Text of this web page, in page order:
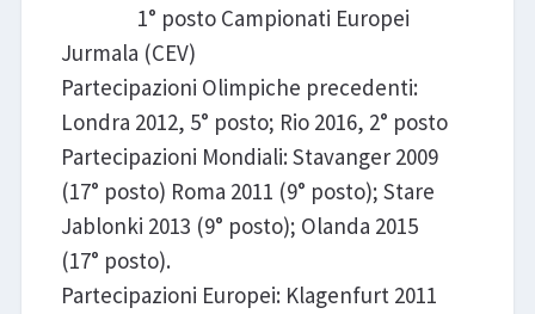
1° posto Campionati Europei
Jurmala (CEV)
Partecipazioni Olimpiche precedenti:
Londra 2012, 5° posto; Rio 2016, 2° posto
Partecipazioni Mondiali: Stavanger 2009
(17° posto) Roma 2011 (9° posto); Stare
Jablonki 2013 (9° posto); Olanda 2015
(17° posto).
Partecipazioni Europei: Klagenfurt 2011